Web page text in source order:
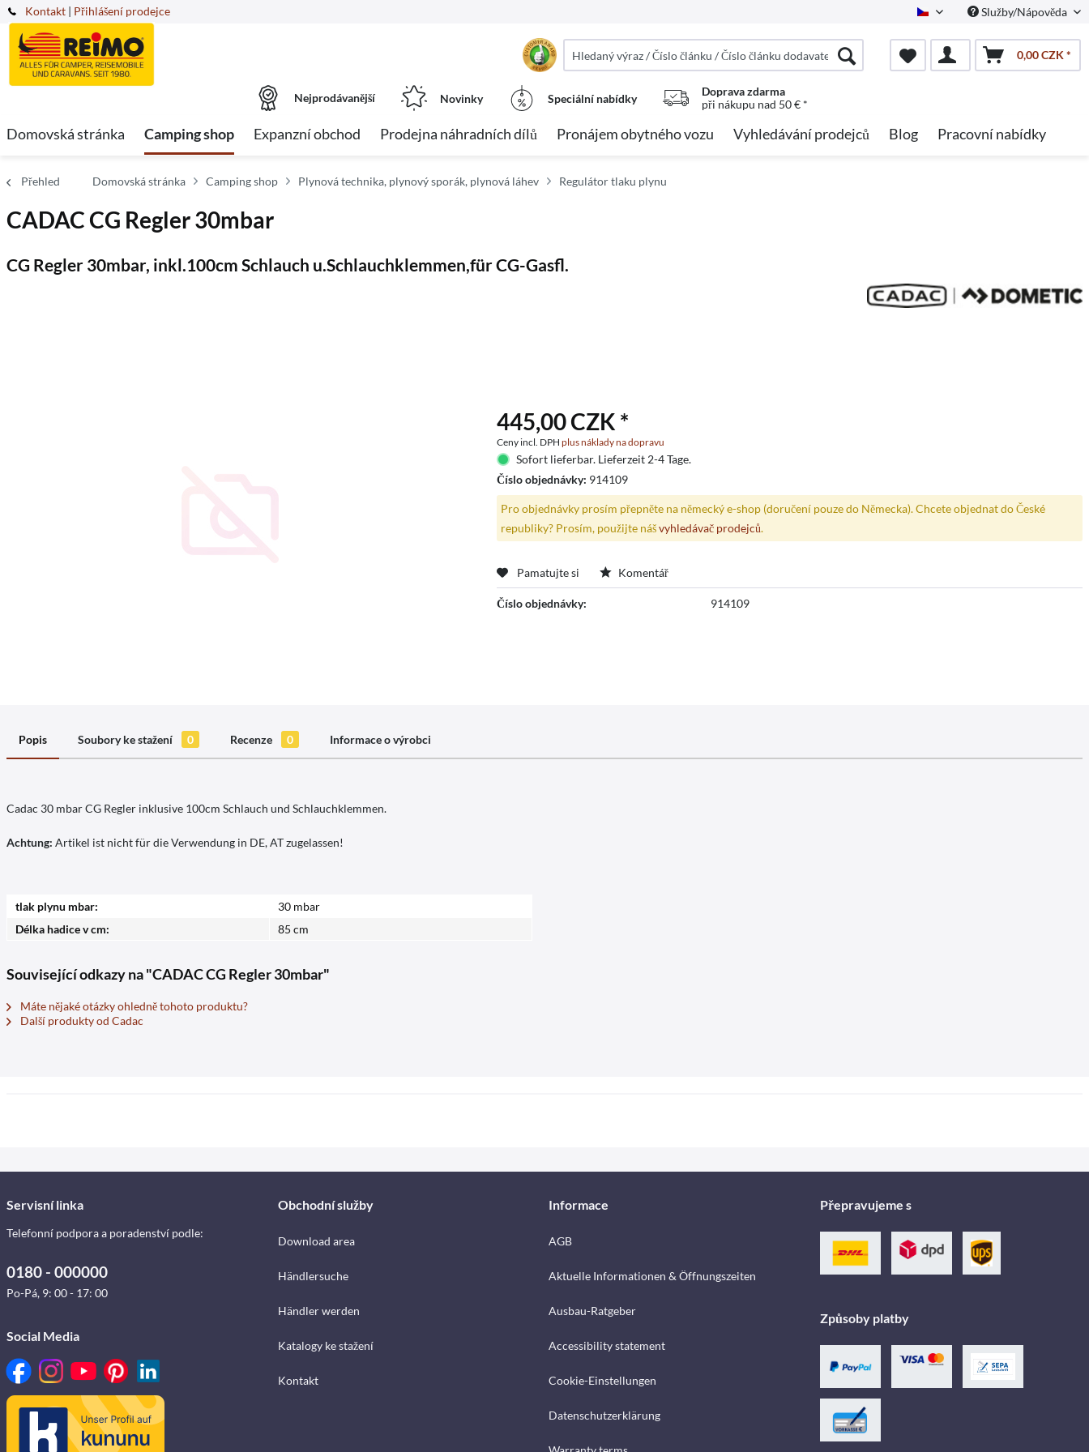
Kontakt Czech Služby/Nápověda
| Přihlášení prodejce
0,00 CZK *
Nejprodávanější Novinky Speciální nabídky
Doprava zdarma
při nákupu nad 50 € *
Domovská stránka Camping shop Expanzní obchod Prodejna náhradních dílů Pronájem obytného vozu Vyhledávání prodejců Blog Pracovní nabídky
Přehled Domovská stránka Camping shop Plynová technika, plynový sporák, plynová láhev Regulátor tlaku plynu
CADAC CG Regler 30mbar
CG Regler 30mbar, inkl.100cm Schlauch u.Schlauchklemmen,für CG-Gasfl.
445,00 CZK *
Ceny incl. DPHplus náklady na dopravu
Sofort lieferbar. Lieferzeit 2-4 Tage.
Číslo objednávky: 914109
Pro objednávky prosím přepněte na německý e-shop (doručení pouze do Německa). Chcete objednat do České
republiky? Prosím, použijte nášvyhledávač prodejců.
Pamatujte si Komentář
Číslo objednávky: 914109
Popis Soubory ke stažení 0 Recenze 0 Informace o výrobci
Cadac 30 mbar CG Regler inklusive 100cm Schlauch und Schlauchklemmen.
Achtung: Artikel ist nicht für die Verwendung in DE, AT zugelassen!
tlak plynu mbar:
30 mbar
Délka hadice v cm:
85 cm
Související odkazy na "CADAC CG Regler 30mbar"
Máte nějaké otázky ohledně tohoto produktu?
Další produkty od Cadac
Servisní linka
Telefonní podpora a poradenství podle:
0180 - 000000
Po-Pá, 9: 00 - 17: 00
Social Media
Obchodní služby
Download area
Händlersuche
Händler werden
Katalogy ke stažení
Kontakt
Informace
AGB
Aktuelle Informationen & Öffnungszeiten
Ausbau-Ratgeber
Accessibility statement
Cookie-Einstellungen
Datenschutzerklärung
Přepravujeme s
Způsoby platby